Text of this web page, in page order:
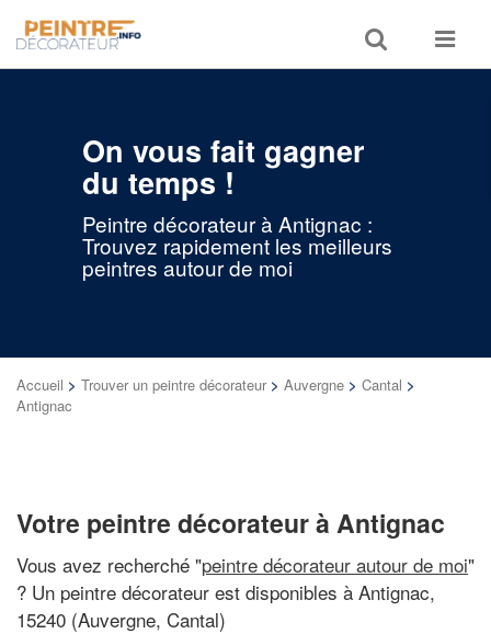
Toggle
search
Toggle
On vous fait gagner
du temps !
Peintre décorateur à Antignac :
Trouvez rapidement les meilleurs
peintres autour de moi
Accueil > Trouver un peintre décorateur > Auvergne > Cantal >
Antignac
Votre peintre décorateur à Antignac
Vous avez recherché "peintre décorateur autour de moi"
? Un peintre décorateur est disponibles à Antignac,
15240 (Auvergne, Cantal)